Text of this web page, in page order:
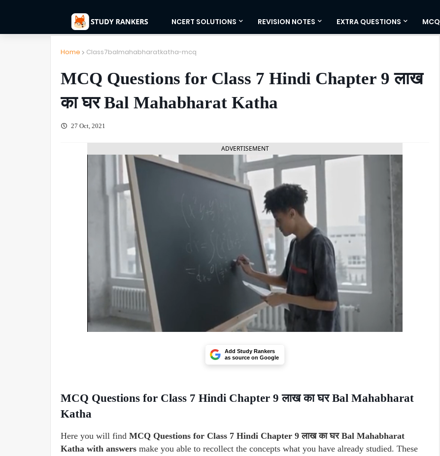
NCERT SOLUTIONS REVISION NOTES EXTRA QUESTIONS MCQ
Home Class7balmahabharatkatha-mcq
MCQ Questions for Class 7 Hindi Chapter 9 लाख
का घर Bal Mahabharat Katha
27 Oct, 2021
ADVERTISEMENT
Add Study Rankers
as source on Google
MCQ Questions for Class 7 Hindi Chapter 9 लाख का घर Bal Mahabharat
Katha
Here you will find MCQ Questions for Class 7 Hindi Chapter 9 लाख का घर Bal Mahabharat
Katha with answers make you able to recollect the concepts what you have already studied. These